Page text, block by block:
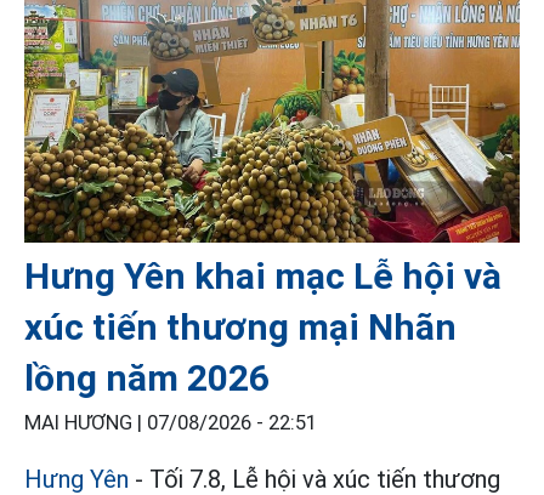
Hưng Yên khai mạc Lễ hội và
xúc tiến thương mại Nhãn
lồng năm 2026
MAI HƯƠNG | 07/08/2026 - 22:51
Hưng Yên - Tối 7.8, Lễ hội và xúc tiến thương